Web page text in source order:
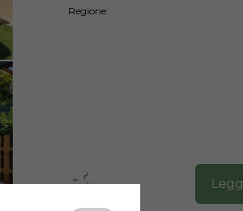
Regione: